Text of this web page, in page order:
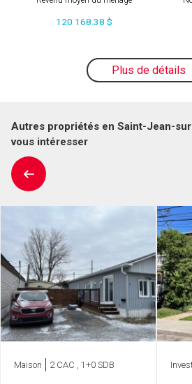
120 168.38 $
Plus de détails
Autres propriétés en Saint-Jean-
vous intéresser
Maison 2 CAC , 1+0 SDB